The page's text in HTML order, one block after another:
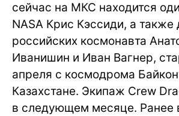
сейчас на МКС находится
NASA Крис Кэссиди, а также
российских космонавта
Иванишин и Иван Вагнер,
апреля с космодрома
Казахстане. Экипаж Crew
в следующем месяце. Ранее